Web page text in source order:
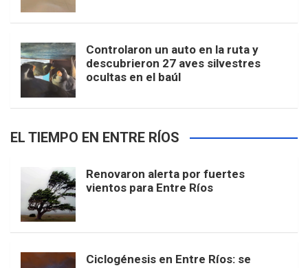
Controlaron un auto en la ruta y
descubrieron 27 aves silvestres
ocultas en el baúl
EL TIEMPO EN ENTRE RÍOS
Renovaron alerta por fuertes
vientos para Entre Ríos
Ciclogénesis en Entre Ríos: se